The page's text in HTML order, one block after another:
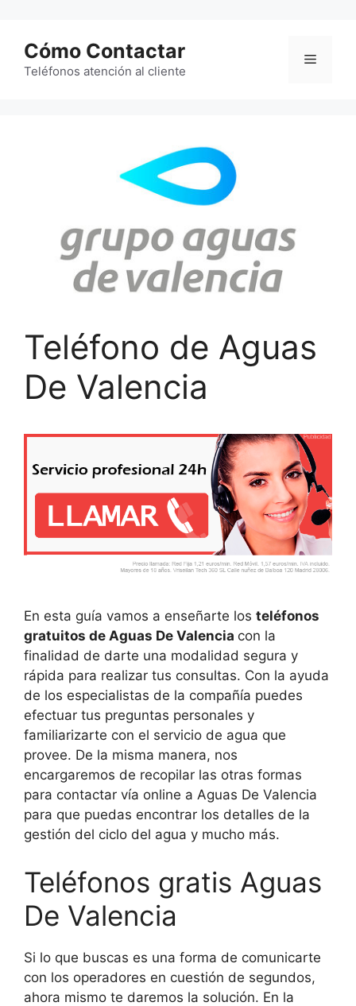
contenido
Cómo Contactar
Teléfonos atención al cliente
Menú
Teléfono de Aguas
De Valencia
En esta guía vamos a enseñarte los teléfonos
gratuitos de Aguas De Valencia con la
finalidad de darte una modalidad segura y
rápida para realizar tus consultas. Con la ayuda
de los especialistas de la compañía puedes
efectuar tus preguntas personales y
familiarizarte con el servicio de agua que
provee. De la misma manera, nos
encargaremos de recopilar las otras formas
para contactar vía online a Aguas De Valencia
para que puedas encontrar los detalles de la
gestión del ciclo del agua y mucho más.
Teléfonos gratis Aguas
De Valencia
Si lo que buscas es una forma de comunicarte
con los operadores en cuestión de segundos,
ahora mismo te daremos la solución. En la